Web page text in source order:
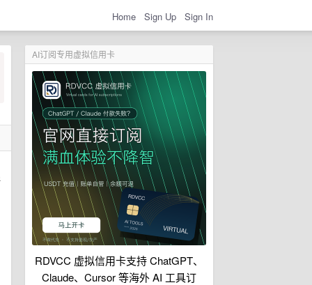
Home Sign Up Sign In
AI订阅专用虚拟信用卡
RDVCC 虚拟信用卡支持 ChatGPT、
Claude、Cursor 等海外 AI 工具订